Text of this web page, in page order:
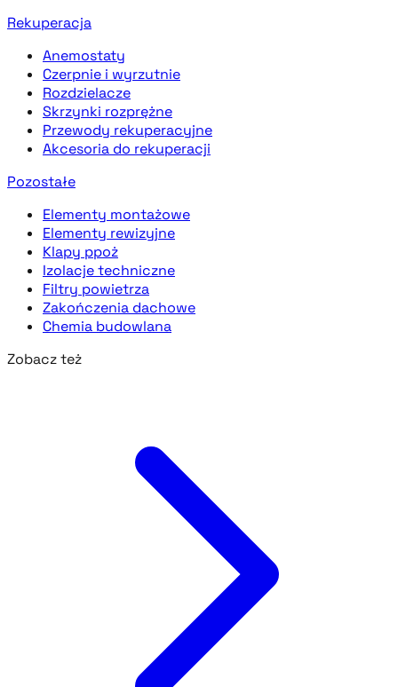
Rekuperacja
Anemostaty
Czerpnie i wyrzutnie
Rozdzielacze
Skrzynki rozprężne
Przewody rekuperacyjne
Akcesoria do rekuperacji
Pozostałe
Elementy montażowe
Elementy rewizyjne
Klapy ppoż
Izolacje techniczne
Filtry powietrza
Zakończenia dachowe
Chemia budowlana
Zobacz też